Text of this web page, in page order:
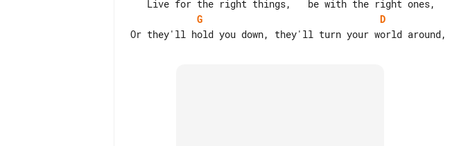
G
D